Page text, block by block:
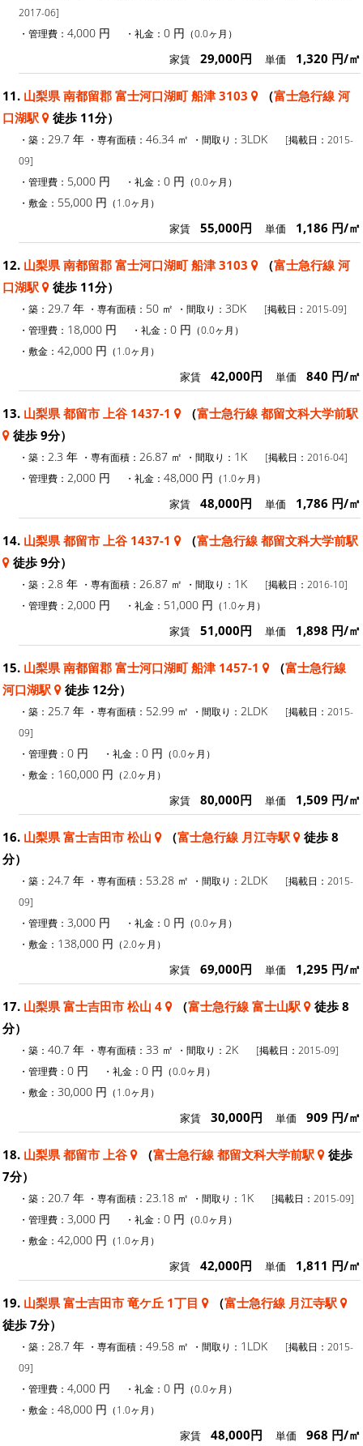
2017-06]
・管理費： 4,000 円 ・礼金： 0 円 （0.0ヶ月）
家賃 29,000円 単価 1,320 円/㎡
11. 山梨県 南都留郡 富士河口湖町 船津 3103 （富士急行線 河
口湖駅
徒歩 11分）
・築： 29.7 年 ・専有面積： 46.34 ㎡ ・間取り： 3LDK
[掲載日：2015-
09]
・管理費： 5,000 円 ・礼金： 0 円 （0.0ヶ月）
・敷金： 55,000 円 （1.0ヶ月）
家賃 55,000円 単価 1,186 円/㎡
12. 山梨県 南都留郡 富士河口湖町 船津 3103 （富士急行線 河
口湖駅
徒歩 11分）
・築： 29.7 年 ・専有面積： 50 ㎡ ・間取り： 3DK
[掲載日：2015-09]
・管理費： 18,000 円 ・礼金： 0 円 （0.0ヶ月）
・敷金： 42,000 円 （1.0ヶ月）
家賃 42,000円 単価 840 円/㎡
13. 山梨県 都留市 上谷 1437-1 （富士急行線 都留文科大学前駅
徒歩 9分）
・築： 2.3 年 ・専有面積： 26.87 ㎡ ・間取り： 1K
[掲載日：2016-04]
・管理費： 2,000 円 ・礼金： 48,000 円 （1.0ヶ月）
家賃 48,000円 単価 1,786 円/㎡
14. 山梨県 都留市 上谷 1437-1 （富士急行線 都留文科大学前駅
徒歩 9分）
・築： 2.8 年 ・専有面積： 26.87 ㎡ ・間取り： 1K
[掲載日：2016-10]
・管理費： 2,000 円 ・礼金： 51,000 円 （1.0ヶ月）
家賃 51,000円 単価 1,898 円/㎡
15. 山梨県 南都留郡 富士河口湖町 船津 1457-1 （富士急行線
河口湖駅
徒歩 12分）
・築： 25.7 年 ・専有面積： 52.99 ㎡ ・間取り： 2LDK
[掲載日：2015-
09]
・管理費： 0 円 ・礼金： 0 円 （0.0ヶ月）
・敷金： 160,000 円 （2.0ヶ月）
家賃 80,000円 単価 1,509 円/㎡
16. 山梨県 富士吉田市 松山 （富士急行線 月江寺駅
徒歩 8
分）
・築： 24.7 年 ・専有面積： 53.28 ㎡ ・間取り： 2LDK
[掲載日：2015-
09]
・管理費： 3,000 円 ・礼金： 0 円 （0.0ヶ月）
・敷金： 138,000 円 （2.0ヶ月）
家賃 69,000円 単価 1,295 円/㎡
17. 山梨県 富士吉田市 松山 4 （富士急行線 富士山駅
徒歩 8
分）
・築： 40.7 年 ・専有面積： 33 ㎡ ・間取り： 2K
[掲載日：2015-09]
・管理費： 0 円 ・礼金： 0 円 （0.0ヶ月）
・敷金： 30,000 円 （1.0ヶ月）
家賃 30,000円 単価 909 円/㎡
18. 山梨県 都留市 上谷 （富士急行線 都留文科大学前駅
徒歩
7分）
・築： 20.7 年 ・専有面積： 23.18 ㎡ ・間取り： 1K
[掲載日：2015-09]
・管理費： 3,000 円 ・礼金： 0 円 （0.0ヶ月）
・敷金： 42,000 円 （1.0ヶ月）
家賃 42,000円 単価 1,811 円/㎡
19. 山梨県 富士吉田市 竜ケ丘 1丁目 （富士急行線 月江寺駅
徒歩 7分）
・築： 28.7 年 ・専有面積： 49.58 ㎡ ・間取り： 1LDK
[掲載日：2015-
09]
・管理費： 4,000 円 ・礼金： 0 円 （0.0ヶ月）
・敷金： 48,000 円 （1.0ヶ月）
家賃 48,000円 単価 968 円/㎡